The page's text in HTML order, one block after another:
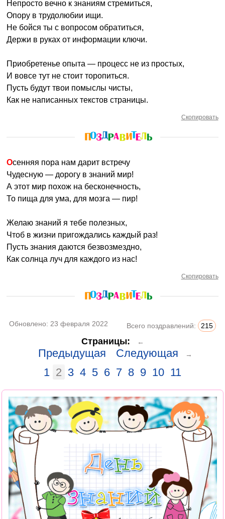
Непросто вечно к знаниям стремиться,
Опору в трудолюбии ищи.
Не бойся ты с вопросом обратиться,
Держи в руках от информации ключи.
Приобретенье опыта — процесс не из простых,
И вовсе тут не стоит торопиться.
Пусть будут твои помыслы чисты,
Как не написанных текстов страницы.
Скопировать
Осенняя пора нам дарит встречу
Чудесную — дорогу в знаний мир!
А этот мир похож на бесконечность,
То пища для ума, для мозга — пир!
Желаю знаний я тебе полезных,
Чтоб в жизни пригождались каждый раз!
Пусть знания даются безвозмездно,
Как солнца луч для каждого из нас!
Скопировать
Обновлено: 23 февраля 2022 Всего поздравлений: 215
Страницы: ←
Предыдущая Следующая →
1 2 3 4 5 6 7 8 9 10 11